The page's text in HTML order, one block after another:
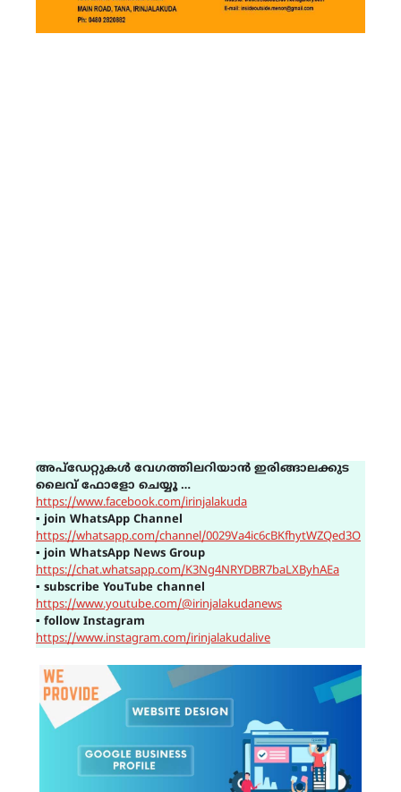
അപ്ഡേറ്റുകൾ വേഗത്തിലറിയാൻ ഇരിങ്ങാലക്കുട
ലൈവ് ഫോളോ ചെയ്യൂ …
https://www.facebook.com/irinjalakuda
▪ join WhatsApp Channel
https://whatsapp.com/channel/0029Va4ic6cBKfhytWZQed3O
▪ join WhatsApp News Group
https://chat.whatsapp.com/K3Ng4NRYDBR7baLXByhAEa
▪ subscribe YouTube channel
https://www.youtube.com/@irinjalakudanews
▪ follow Instagram
https://www.instagram.com/irinjalakudalive